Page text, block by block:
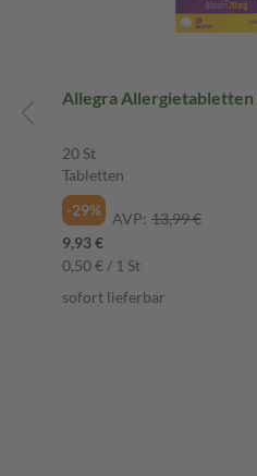
20 St
Tabletten
-29%
AVP: 13,99 €
9,93 €
0,50 € / 1 St
sofort lieferbar